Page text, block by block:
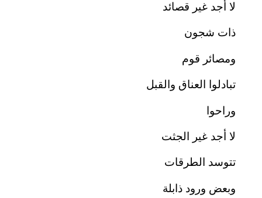
لا أجد غير قصائد
ذات شجون
ومصائر قوم
تبادلوا العناق والقبل
وراحوا
لا أجد غير الجثت
تتوسد الطرقات
وبعض ورود ذابلة